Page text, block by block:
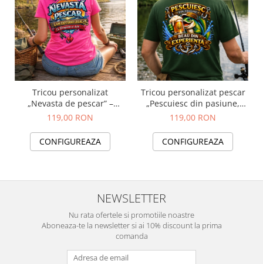
Tricou personalizat
„Nevasta de pescar” –
cadou amuzant pentru
119,00 RON
CONFIGUREAZA
Tricou personalizat pescar
„Pescuiesc din pasiune,
beau din experiență” cu
119,00 RON
CONFIGUREAZA
NEWSLETTER
Nu rata ofertele si promotiile noastre
Aboneaza-te la newsletter si ai 10% discount la prima
comanda